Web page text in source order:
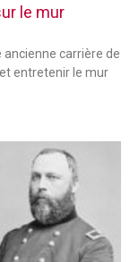
le mur
ancienne carrière de
entretenir le mur